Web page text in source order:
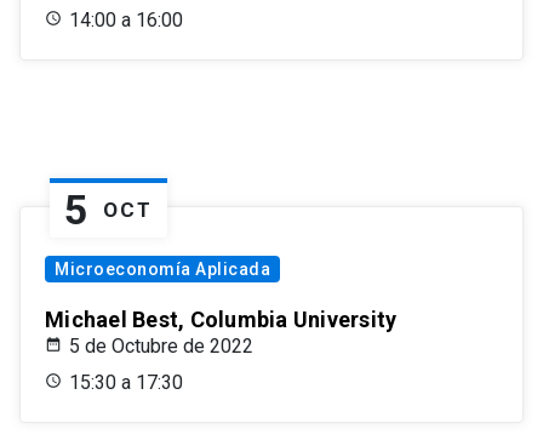
14:00 a 16:00
5 OCT
Microeconomía Aplicada
Michael Best, Columbia University
5 de Octubre de 2022
15:30 a 17:30